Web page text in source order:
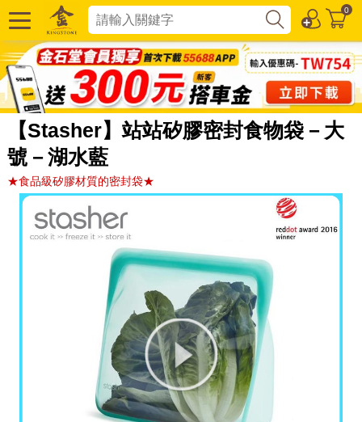
0
【Stasher】站站矽膠密封食物袋－大
號－湖水藍
★食品級矽膠材質的密封袋★